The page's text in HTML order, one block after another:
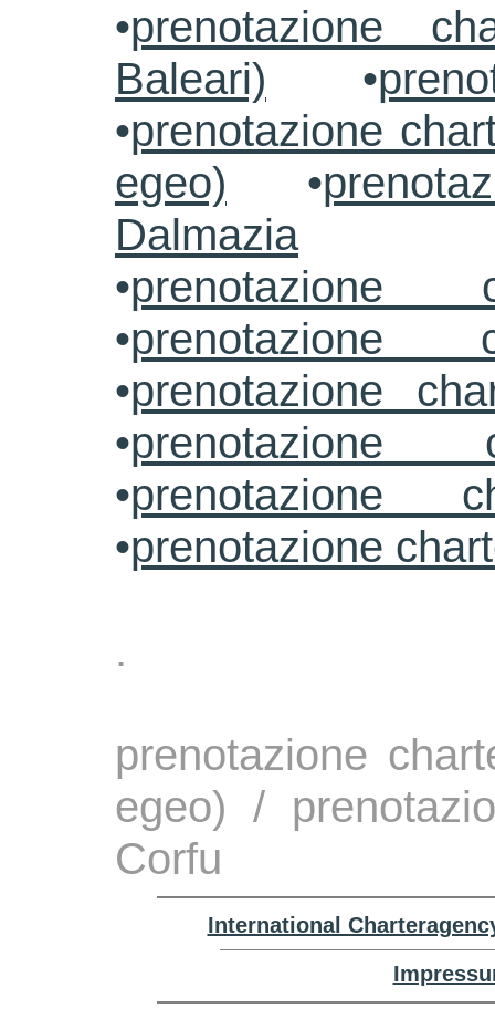
•prenotazione
Baleari) •
•prenotazione
egeo) •
Dalmazia
•prenotazione
•prenotazione
•prenotazione
•prenotazione
•prenotazione
•prenotazione
.
prenotazione
egeo) /
Corfu
International